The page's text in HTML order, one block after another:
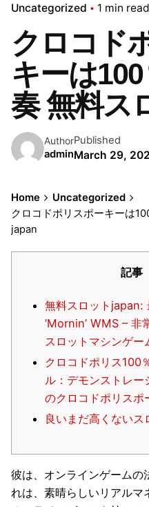
Uncategorized 1 min read
クロコド
キーは
奏 無料ス
Author
admin
Published
March 29,
Home
Uncategorized
クロコドポリスポーキーは
japan
記事
無料スロットjapan:
’Mornin’ WMS – 非
スロットマシンゲー
クロコドポリス100
ル：デモンストレー
のクロコドポリスポ
良いまだ高くないス
彼は、オンラインゲームの
れは、素晴らしいリアルマ